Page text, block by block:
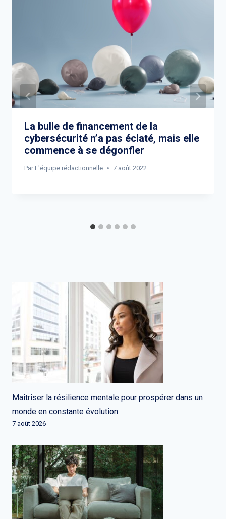
La bulle de financement de la
cybersécurité n’a pas éclaté, mais elle
commence à se dégonfler
Par L'équipe rédactionnelle 7 août 2022
Maîtriser la résilience mentale pour prospérer dans un
monde en constante évolution
7 août 2026